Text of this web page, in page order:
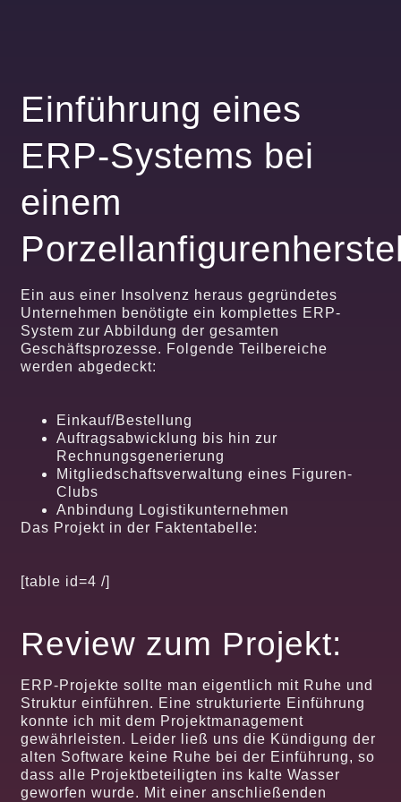
Einführung eines
ERP-Systems bei
einem
Ein aus einer Insolvenz heraus gegründetes
Unternehmen benötigte ein komplettes ERP-
System zur Abbildung der gesamten
Geschäftsprozesse. Folgende Teilbereiche
werden abgedeckt:
Einkauf/Bestellung
Auftragsabwicklung bis hin zur
Rechnungsgenerierung
Mitgliedschaftsverwaltung eines Figuren-
Clubs
Anbindung Logistikunternehmen
Das Projekt in der Faktentabelle:
[table id=4 /]
Review zum Projekt:
ERP-Projekte sollte man eigentlich mit Ruhe und
Struktur einführen. Eine strukturierte Einführung
konnte ich mit dem Projektmanagement
gewährleisten. Leider ließ uns die Kündigung der
alten Software keine Ruhe bei der Einführung, so
dass alle Projektbeteiligten ins kalte Wasser
geworfen wurde. Mit einer anschließenden